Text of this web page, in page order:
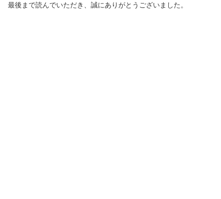
最後まで読んでいただき、誠にありがとうございました。